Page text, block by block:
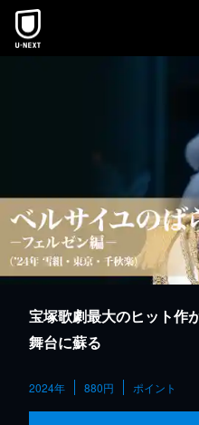
本文へスキップ
宝塚歌劇最大のヒット作
舞台に蘇る
2024年 880円 ポイント